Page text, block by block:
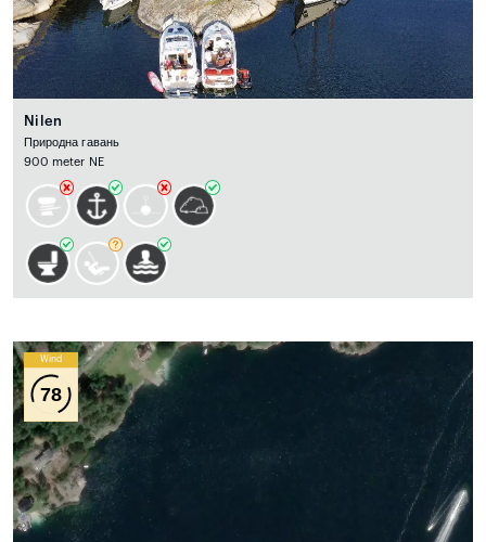
Nilen
Природна гавань
900 meter NE
Wind
78